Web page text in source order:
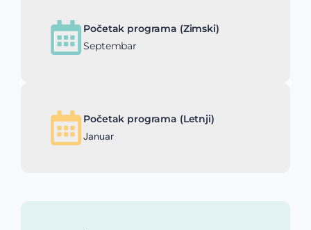
Početak programa (Zimski)
Septembar
Početak programa (Letnji)
Januar